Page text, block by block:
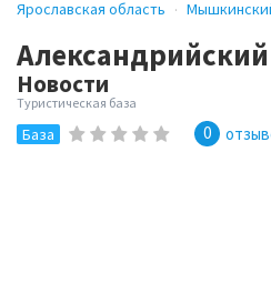
Ярославская область
Новости
Туристическая база
База 0